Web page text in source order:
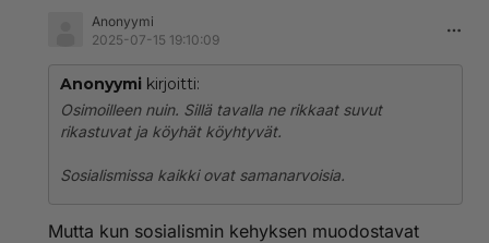
Anonyymi
2025-07-15 19:10:09
Anonyymi kirjoitti:
Osimoilleen nuin. Sillä tavalla ne rikkaat suvut
rikastuvat ja köyhät köyhtyvät.
Sosialismissa kaikki ovat samanarvoisia.
Mutta kun sosialismin kehyksen muodostavat